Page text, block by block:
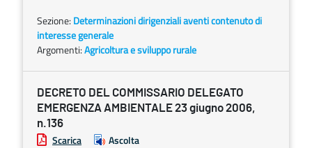
Sezione: Determinazioni dirigenziali aventi contenuto di
interesse generale
Argomenti:Agricoltura e sviluppo rurale
DECRETO DEL COMMISSARIO DELEGATO
EMERGENZA AMBIENTALE 23 giugno 2006,
n.136
Scarica Ascolta